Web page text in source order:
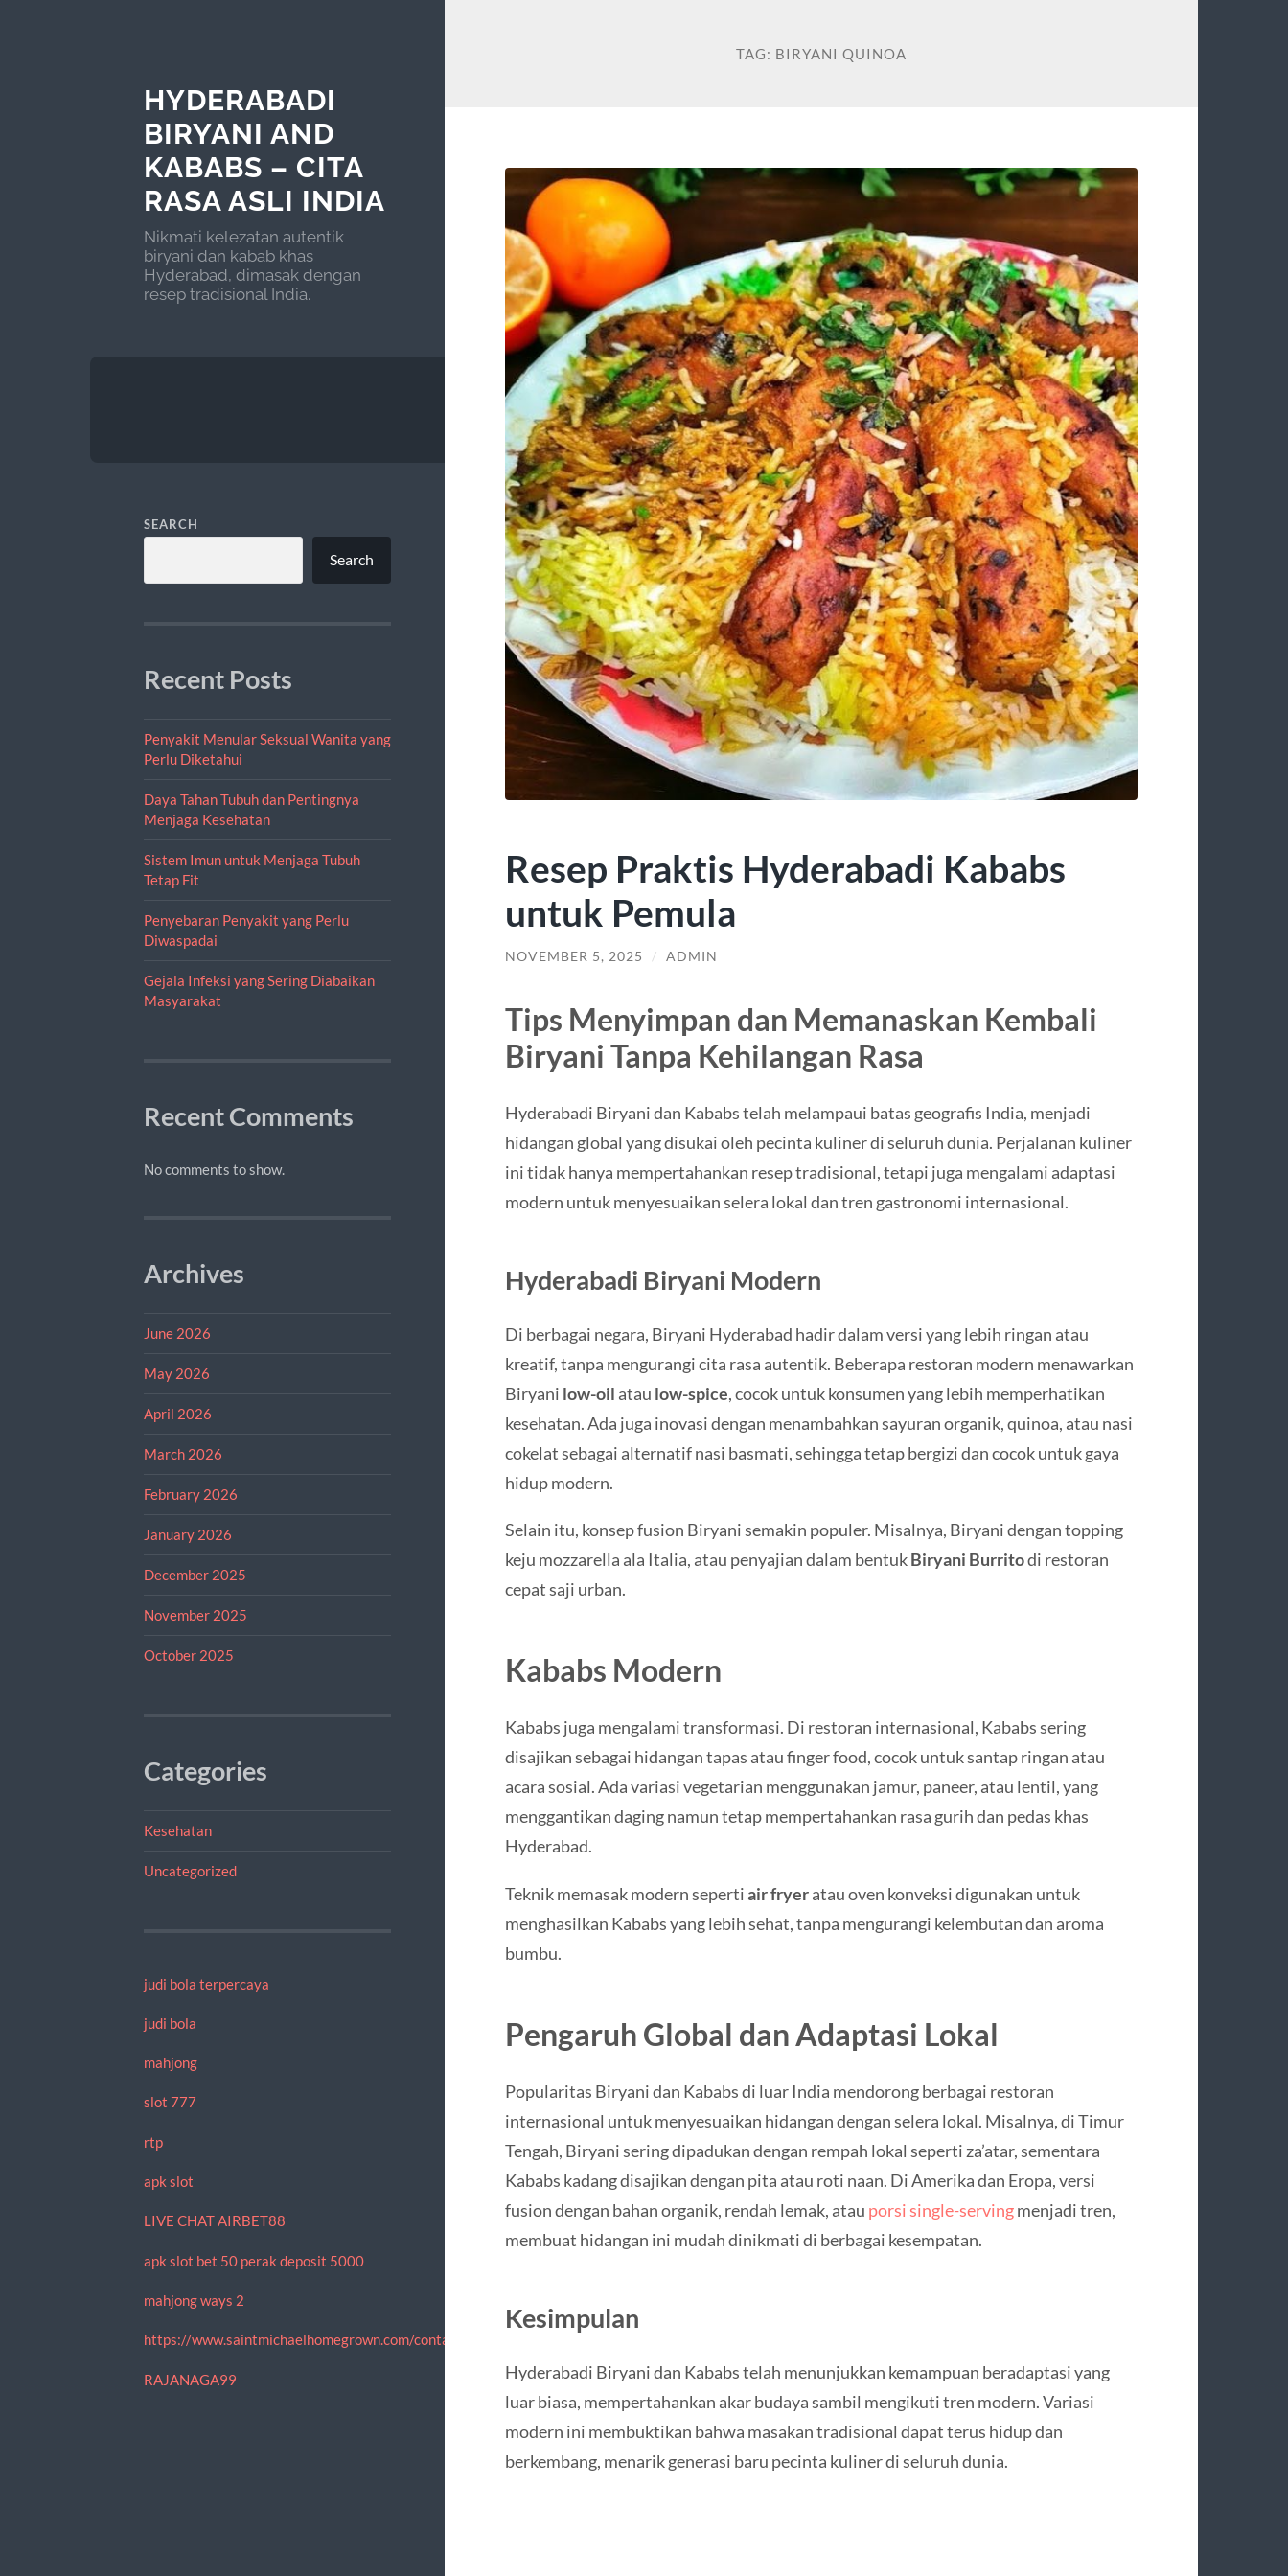
HYDERABADI
BIRYANI AND
KABABS – CITA
RASA ASLI INDIA
Nikmati kelezatan autentik
biryani dan kabab khas
Hyderabad, dimasak dengan
resep tradisional India.
SEARCH
Search
Recent Posts
Penyakit Menular Seksual Wanita yang
Perlu Diketahui
Daya Tahan Tubuh dan Pentingnya
Menjaga Kesehatan
Sistem Imun untuk Menjaga Tubuh
Tetap Fit
Penyebaran Penyakit yang Perlu
Diwaspadai
Gejala Infeksi yang Sering Diabaikan
Masyarakat
Recent Comments
No comments to show.
Archives
June 2026
May 2026
April 2026
March 2026
February 2026
January 2026
December 2025
November 2025
October 2025
Categories
Kesehatan
Uncategorized
judi bola terpercaya
judi bola
mahjong
slot 777
rtp
apk slot
LIVE CHAT AIRBET88
apk slot bet 50 perak deposit 5000
mahjong ways 2
https://www.saintmichaelhomegrown.com/contact
RAJANAGA99
TAG: BIRYANI QUINOA
Resep Praktis Hyderabadi Kababs
untuk Pemula
NOVEMBER 5, 2025 / ADMIN
Tips Menyimpan dan Memanaskan Kembali
Biryani Tanpa Kehilangan Rasa
Hyderabadi Biryani dan Kababs telah melampaui batas geografis India, menjadi
hidangan global yang disukai oleh pecinta kuliner di seluruh dunia. Perjalanan kuliner
ini tidak hanya mempertahankan resep tradisional, tetapi juga mengalami adaptasi
modern untuk menyesuaikan selera lokal dan tren gastronomi internasional.
Hyderabadi Biryani Modern
Di berbagai negara, Biryani Hyderabad hadir dalam versi yang lebih ringan atau
kreatif, tanpa mengurangi cita rasa autentik. Beberapa restoran modern menawarkan
Biryani low-oil atau low-spice, cocok untuk konsumen yang lebih memperhatikan
kesehatan. Ada juga inovasi dengan menambahkan sayuran organik, quinoa, atau nasi
cokelat sebagai alternatif nasi basmati, sehingga tetap bergizi dan cocok untuk gaya
hidup modern.
Selain itu, konsep fusion Biryani semakin populer. Misalnya, Biryani dengan topping
keju mozzarella ala Italia, atau penyajian dalam bentukBiryani Burritodi restoran
cepat saji urban.
Kababs Modern
Kababs juga mengalami transformasi. Di restoran internasional, Kababs sering
disajikan sebagai hidangan tapas atau finger food, cocok untuk santap ringan atau
acara sosial. Ada variasi vegetarian menggunakan jamur, paneer, atau lentil, yang
menggantikan daging namun tetap mempertahankan rasa gurih dan pedas khas
Hyderabad.
Teknik memasak modern sepertiair fryeratau oven konveksi digunakan untuk
menghasilkan Kababs yang lebih sehat, tanpa mengurangi kelembutan dan aroma
bumbu.
Pengaruh Global dan Adaptasi Lokal
Popularitas Biryani dan Kababs di luar India mendorong berbagai restoran
internasional untuk menyesuaikan hidangan dengan selera lokal. Misalnya, di Timur
Tengah, Biryani sering dipadukan dengan rempah lokal seperti za’atar, sementara
Kababs kadang disajikan dengan pita atau roti naan. Di Amerika dan Eropa, versi
fusion dengan bahan organik, rendah lemak, atau porsi single-servingmenjadi tren,
membuat hidangan ini mudah dinikmati di berbagai kesempatan.
Kesimpulan
Hyderabadi Biryani dan Kababs telah menunjukkan kemampuan beradaptasi yang
luar biasa, mempertahankan akar budaya sambil mengikuti tren modern. Variasi
modern ini membuktikan bahwa masakan tradisional dapat terus hidup dan
berkembang, menarik generasi baru pecinta kuliner di seluruh dunia.